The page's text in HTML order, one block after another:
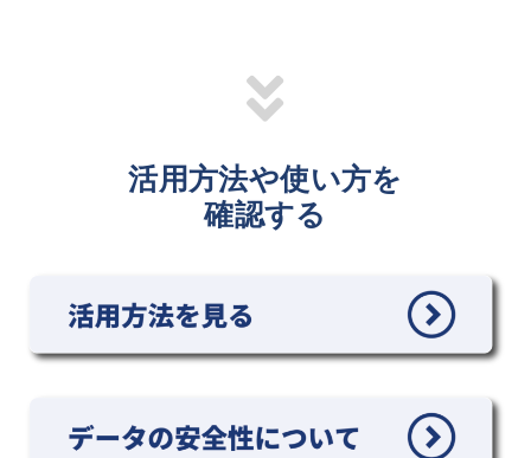
活用方法や使い方を
確認する